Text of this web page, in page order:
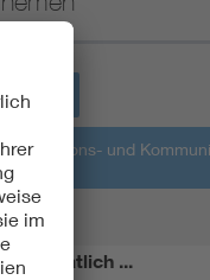
Mobilität
Informations- und
IKT
Monatlich ...